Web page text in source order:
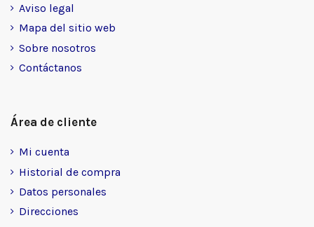
Aviso legal
Mapa del sitio web
Sobre nosotros
Contáctanos
Área de cliente
Mi cuenta
Historial de compra
Datos personales
Direcciones